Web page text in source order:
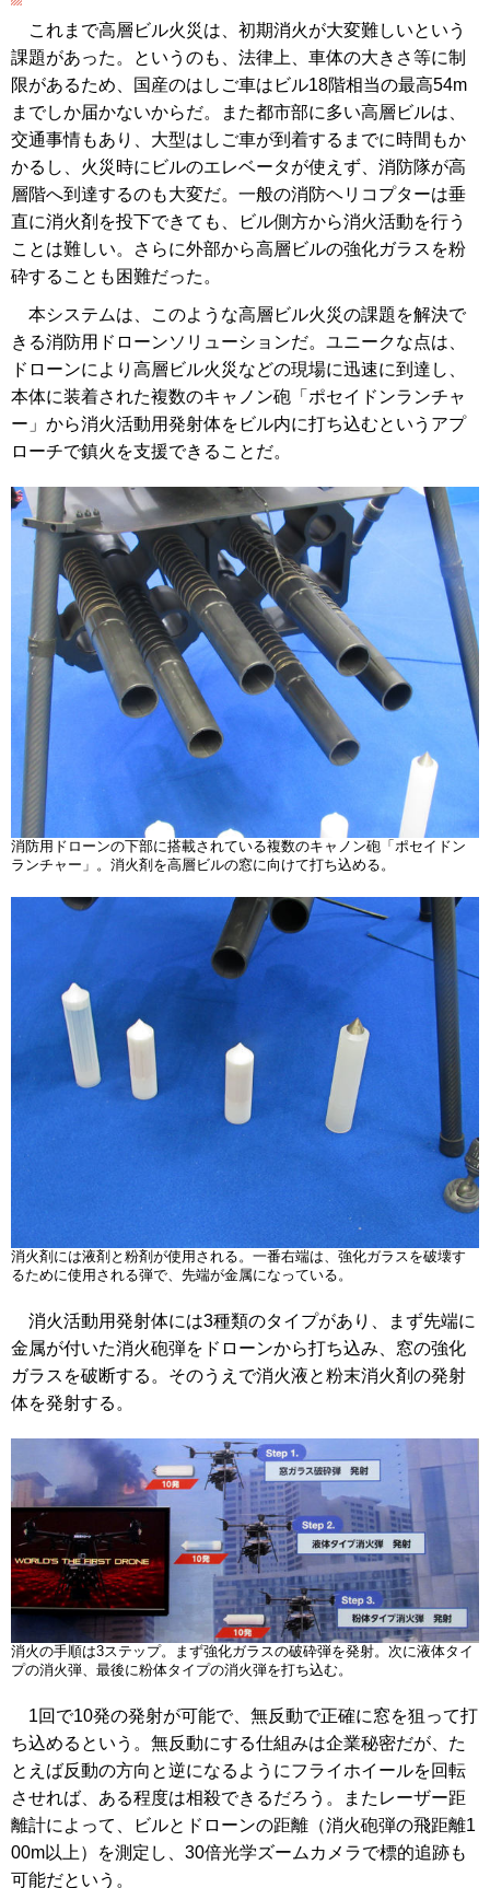
これまで高層ビル火災は、初期消火が大変難しいという
課題があった。というのも、法律上、車体の大きさ等に制
限があるため、国産のはしご車はビル18階相当の最高54m
までしか届かないからだ。また都市部に多い高層ビルは、
交通事情もあり、大型はしご車が到着するまでに時間もか
かるし、火災時にビルのエレベータが使えず、消防隊が高
層階へ到達するのも大変だ。一般の消防ヘリコプターは垂
直に消火剤を投下できても、ビル側方から消火活動を行う
ことは難しい。さらに外部から高層ビルの強化ガラスを粉
砕することも困難だった。
本システムは、このような高層ビル火災の課題を解決で
きる消防用ドローンソリューションだ。ユニークな点は、
ドローンにより高層ビル火災などの現場に迅速に到達し、
本体に装着された複数のキャノン砲「ポセイドンランチャ
ー」から消火活動用発射体をビル内に打ち込むというアプ
ローチで鎮火を支援できることだ。
消防用ドローンの下部に搭載されている複数のキャノン砲「ポセイドン
ランチャー」。消火剤を高層ビルの窓に向けて打ち込める。
消火剤には液剤と粉剤が使用される。一番右端は、強化ガラスを破壊す
るために使用される弾で、先端が金属になっている。
消火活動用発射体には3種類のタイプがあり、まず先端に
金属が付いた消火砲弾をドローンから打ち込み、窓の強化
ガラスを破断する。そのうえで消火液と粉末消火剤の発射
体を発射する。
消火の手順は3ステップ。まず強化ガラスの破砕弾を発射。次に液体タイ
プの消火弾、最後に粉体タイプの消火弾を打ち込む。
1回で10発の発射が可能で、無反動で正確に窓を狙って打
ち込めるという。無反動にする仕組みは企業秘密だが、た
とえば反動の方向と逆になるようにフライホイールを回転
させれば、ある程度は相殺できるだろう。またレーザー距
離計によって、ビルとドローンの距離（消火砲弾の飛距離1
00m以上）を測定し、30倍光学ズームカメラで標的追跡も
可能だという。